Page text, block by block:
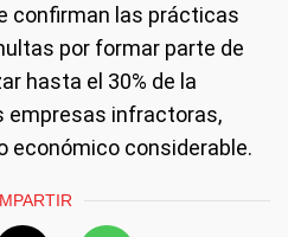
confirman las prácticas
por formar parte de
hasta el 30% de la
empresas infractoras,
económico considerable.